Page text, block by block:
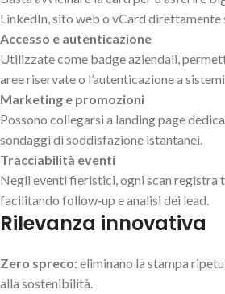
LinkedIn, sito web o vCard direttamente
Accesso e autenticazione
Utilizzate come badge aziendali,
aree riservate o l’autenticazione a
Marketing e promozioni
Possono collegarsi a landing page
sondaggi di soddisfazione istantanei.
Tracciabilità eventi
Negli eventi fieristici, ogni scan registra
facilitando follow‑up e analisi dei lead.
Rilevanza innovativa
Zero spreco: eliminano la stampa
alla sostenibilità.